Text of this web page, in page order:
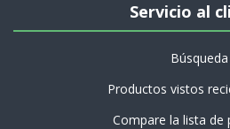
Servicio al
Búsqueda
Productos vistos
Compare la lista de